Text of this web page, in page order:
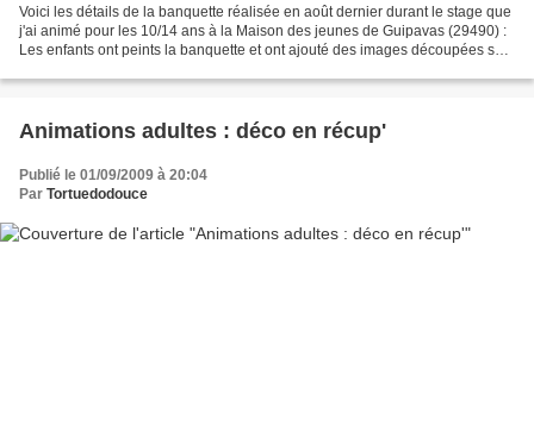
Voici les détails de la banquette réalisée en août dernier durant le stage que
j'ai animé pour les 10/14 ans à la Maison des jeunes de Guipavas (29490) :
Les enfants ont peints la banquette et ont ajouté des images découpées sur
Animations adultes : déco en récup'
Publié le 01/09/2009 à 20:04
Par Tortuedodouce